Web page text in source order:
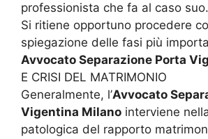
professionista che fa al caso suo.
Si ritiene opportuno procedere
spiegazione delle fasi più
Avvocato Separazione Porta
E CRISI DEL MATRIMONIO
Generalmente, l’Avvocato
Vigentina Milano interviene
patologica del rapporto